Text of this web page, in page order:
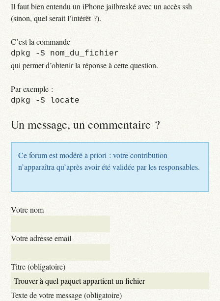
Il faut bien entendu un iPhone jailbreaké avec un accès ssh
(sinon, quel serait l’intérêt ?).
C’est la commande
dpkg -S nom_du_fichier
qui permet d’obtenir la réponse à cette question.
Par exemple :
dpkg -S locate
Un message, un commentaire ?
Ce forum est modéré a priori : votre contribution
n’apparaîtra qu’après avoir été validée par les responsables.
Votre nom
Votre adresse email
Titre (obligatoire)
Texte de votre message (obligatoire)